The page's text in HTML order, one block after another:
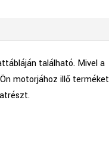
található. Mivel a
motorjához illő terméket